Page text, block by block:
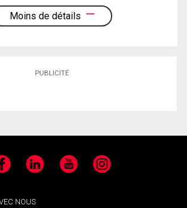
Moins de détails
PUBLICITÉ
LinkedIn YouTube Instagram
NOUS